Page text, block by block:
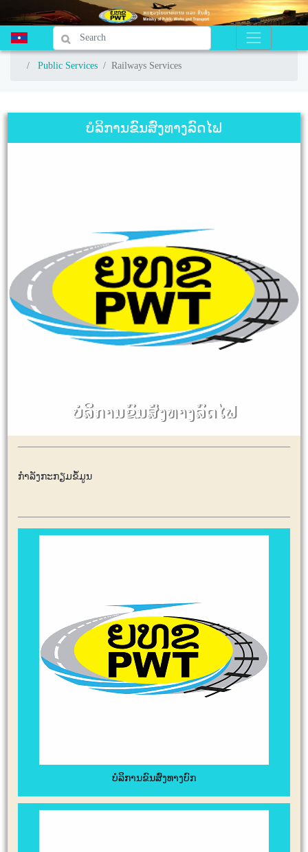
Public Services Railways Services
Public Services Railways Services
ບໍລິການຂົນສົ່ງທາງລົດໄຟ
ບໍລິການຂົນສົ່ງທາງລົດໄຟ
ກຳລັງກະກຽມຂໍ້ມູນ
ບໍລິການຂົນສົ່ງທາງບົກ